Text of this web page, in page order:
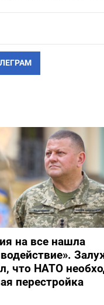
на все нашла
что НАТО
перестройка